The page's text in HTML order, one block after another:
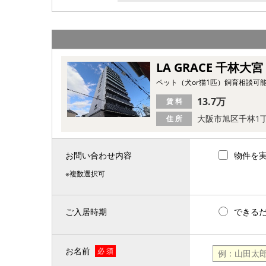
LA GRACE 千林大宮
ペット（犬or猫1匹）飼育相談可
住 所 大阪市旭区千林1
賃 料 13.7万
お問い合わせ内容
※複数選択可
物件を
ご入居時期 できる
お名前 必 須